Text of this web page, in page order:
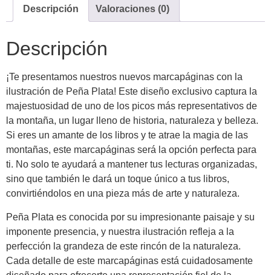
Descripción Valoraciones (0)
Descripción
¡Te presentamos nuestros nuevos marcapáginas con la
ilustración de Peña Plata! Este diseño exclusivo captura la
majestuosidad de uno de los picos más representativos de
la montaña, un lugar lleno de historia, naturaleza y belleza.
Si eres un amante de los libros y te atrae la magia de las
montañas, este marcapáginas será la opción perfecta para
ti. No solo te ayudará a mantener tus lecturas organizadas,
sino que también le dará un toque único a tus libros,
convirtiéndolos en una pieza más de arte y naturaleza.
Peña Plata es conocida por su impresionante paisaje y su
imponente presencia, y nuestra ilustración refleja a la
perfección la grandeza de este rincón de la naturaleza.
Cada detalle de este marcapáginas está cuidadosamente